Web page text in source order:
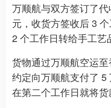
万顺航与双方签订了
元，收货方签收后 3
2 个工作日转给手工艺
货物通过万顺航空运
约定向万顺航支付了 5
在第二个工作日就将货